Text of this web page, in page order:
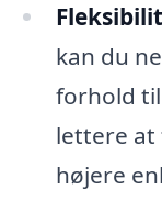
kan du
forhold
lettere at
højere